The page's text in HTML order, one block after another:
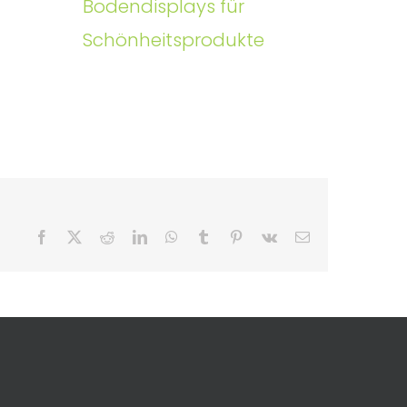
Bodendisplays für
Schönheitsprodukte
Facebook RedditLinkedInWhatsApp
Tumblr Pinterest
Vk Email